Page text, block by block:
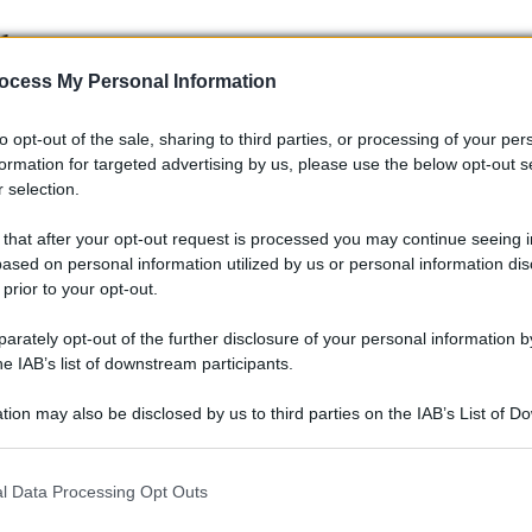
My Personal Information
opt-out of the sale, sharing to third parties, or processing of your
for targeted advertising by us, please use the below opt-out
selection.
that after your opt-out request is processed you may continue seeing
on personal information utilized by us or personal information
to your opt-out.
opt-out of the further disclosure of your personal information
IAB’s list of downstream participants.
may also be disclosed by us to third parties on the IAB’s List of
including but not limited to your visit or usage behaviour. You may
Data Processing Opt Outs
prezzo
garage questa moto eccezionale è di 32.990€.